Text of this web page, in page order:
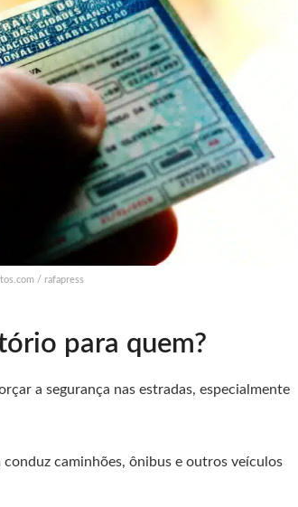
/ rafapress
para quem?
a segurança nas estradas, especialmente
caminhões, ônibus e outros veículos